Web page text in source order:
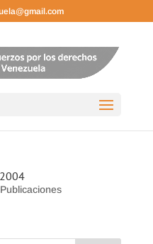
Publicaciones